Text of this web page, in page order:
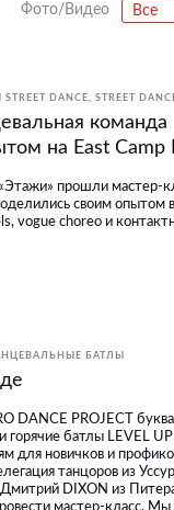
Фото/Видео Все
DANCE STREET
команда
на East Camp
прошли мастер-
своим опытом в
vogue choreo и
БАТЛЫ
DANCE PROJECT
батлы LEVEL
для новичков и
танцоров из
Дмитрий DIXON из